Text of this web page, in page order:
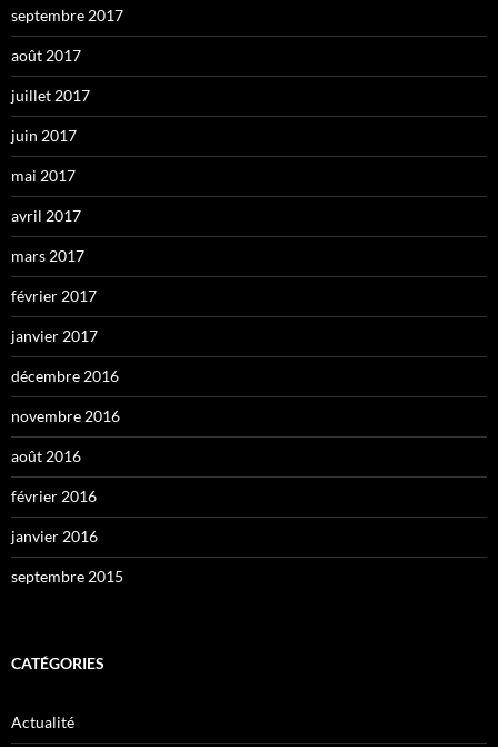
septembre 2017
août 2017
juillet 2017
juin 2017
mai 2017
avril 2017
mars 2017
février 2017
janvier 2017
décembre 2016
novembre 2016
août 2016
février 2016
janvier 2016
septembre 2015
CATÉGORIES
Actualité